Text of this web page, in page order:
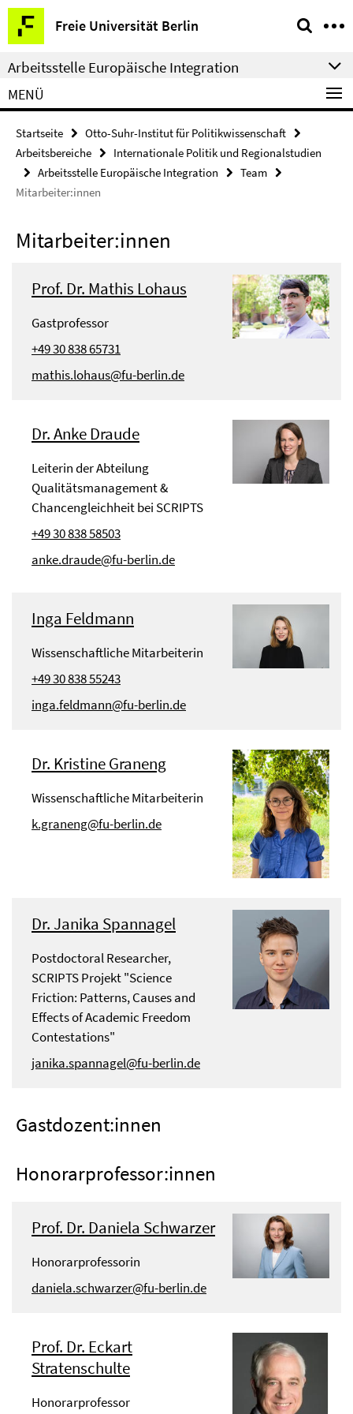
Springe
direkt
zu
Inhalt
Freie Universität Berlin
Service-
Navigation
Arbeitsstelle Europäische Integration
MENÜ
Startseite
Otto-Suhr-Institut für Politikwissenschaft
Arbeitsbereiche
Internationale Politik und Regionalstudien
Arbeitsstelle Europäische Integration
Team
Mitarbeiter:innen
Mitarbeiter:innen
Prof. Dr. Mathis Lohaus
Gastprofessor
+49 30 838 65731
mathis.lohaus@fu-berlin.de
Dr. Anke Draude
Leiterin der Abteilung
Qualitätsmanagement &
Chancengleichheit bei SCRIPTS
+49 30 838 58503
anke.draude@fu-berlin.de
Inga Feldmann
Wissenschaftliche Mitarbeiterin
+49 30 838 55243
inga.feldmann@fu-berlin.de
Dr. Kristine Graneng
Wissenschaftliche Mitarbeiterin
k.graneng@fu-berlin.de
Dr. Janika Spannagel
Postdoctoral Researcher,
SCRIPTS Projekt "Science
Friction: Patterns, Causes and
Effects of Academic Freedom
Contestations"
janika.spannagel@fu-berlin.de
Gastdozent:innen
Honorarprofessor:innen
Prof. Dr. Daniela Schwarzer
Honorarprofessorin
daniela.schwarzer@fu-berlin.de
Prof. Dr. Eckart
Stratenschulte
Honorarprofessor